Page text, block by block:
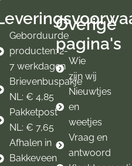
Geborduurde
producten: 2-
7 werkdagen
Brievenbuspakje
NL: € 4,85
Pakketpost
NL: € 7,65
Afhalen in
Bakkeveen
Overige
pagina's
Wie
zijn wij
Nieuwtjes
en
weetjes
Vraag en
antwoord